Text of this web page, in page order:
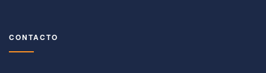
CONTACTO